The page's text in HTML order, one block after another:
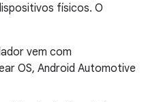
físicos. O
vem com
OS, Android Automotive